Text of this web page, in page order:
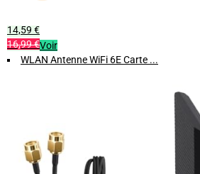
14,59 €
16,99 €Voir
WLAN Antenne WiFi 6E Carte ...